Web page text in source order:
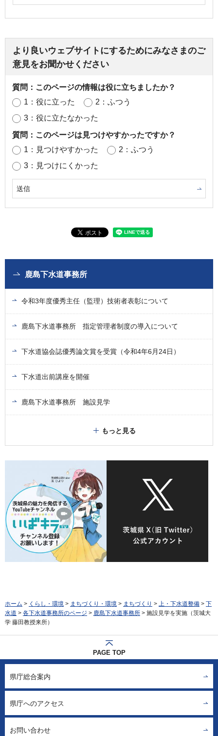
より良いウェブサイトにするためにみなさまのご
意見をお聞かせください
質問：このページの情報は役に立ちましたか？
1：役に立った
2：ふつう
3：役に立たなかった
質問：このページは見つけやすかったですか？
1：見つけやすかった
2：ふつう
3：見つけにくかった
鹿島下水道事務所
令和3年度優秀主任（監理）技術者表彰について
鹿島下水道事務所 指定管理者制度の導入について
下水道協会誌優秀論文賞を受賞（令和4年6月24日）
下水道出前講座を開催
鹿島下水道事務所 施設見学
もっと見る
ホーム > くらし・環境 > まちづくり・環境 > まちづくり > 上・下水道整備 > 下
水道 > 各下水道事務所のページ > 鹿島下水道事務所 > 施設見学を実施（茨城大
学 藤田教授来所）
PAGE TOP
県庁総合案内
県庁へのアクセス
お問い合わせ